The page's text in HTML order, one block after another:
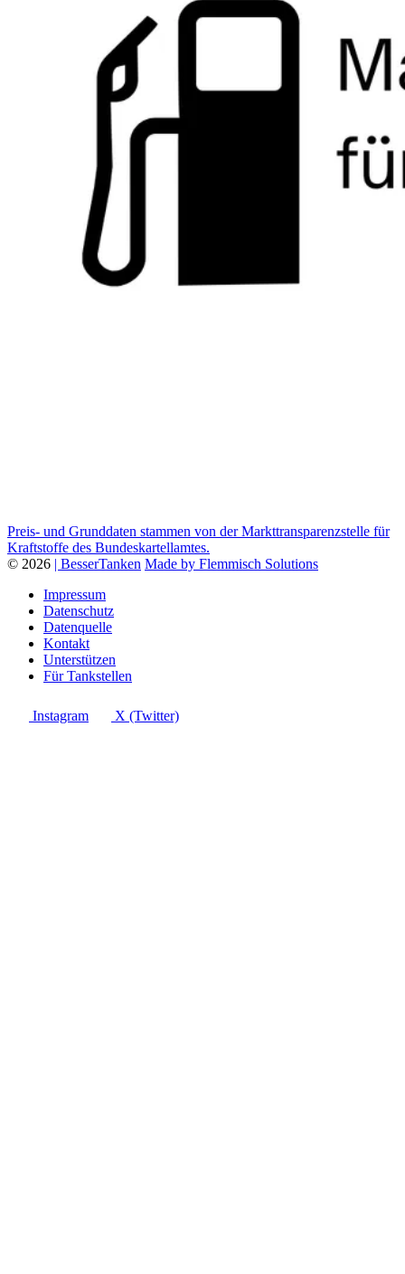
Preis- und Grunddaten stammen von der Markttransparenzstelle für
Kraftstoffe des Bundeskartellamtes.
© 2026 | BesserTanken Made by Flemmisch Solutions
Impressum
Datenschutz
Datenquelle
Kontakt
Unterstützen
Für Tankstellen
Instagram X (Twitter)